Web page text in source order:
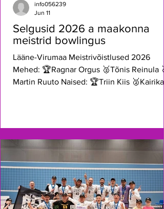
Selgusid 2026 a maakonna
meistrid bowlingus
Lääne-Virumaa Meistrivõistlused 2026
Mehed: 🏆Ragnar Orgus 🥈Tõnis Reinula
Martin Ruuto Naised: 🏆Triin Kiis 🥈Kairika
Naised: 🏆Eli Vainlo 🥈Eha Neito 🥉Annika
Reinula Mehed: 🏆Ragnar Orgus 🥈Tõnis
🥉Lisette-Emiilia Juuniorid: 🏆Reio Robin
Mia Lysandra 🥉Erik Arnold
info056239
Jun 11